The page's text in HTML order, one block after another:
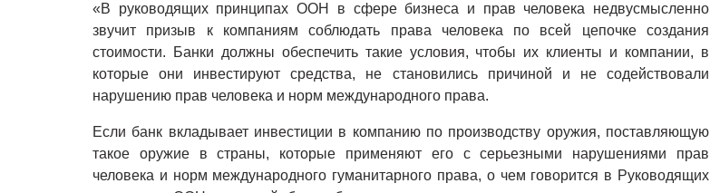
«В руководящих принципах ООН в сфере бизнеса и прав человека недвусмысленно
звучит призыв к компаниям соблюдать права человека по всей цепочке создания
стоимости. Банки должны обеспечить такие условия, чтобы их клиенты и компании, в
которые они инвестируют средства, не становились причиной и не содействовали
нарушению прав человека и норм международного права.
Если банк вкладывает инвестиции в компанию по производству оружия, поставляющую
такое оружие в страны, которые применяют его с серьезными нарушениями прав
человека и норм международного гуманитарного права, о чем говорится в Руководящих